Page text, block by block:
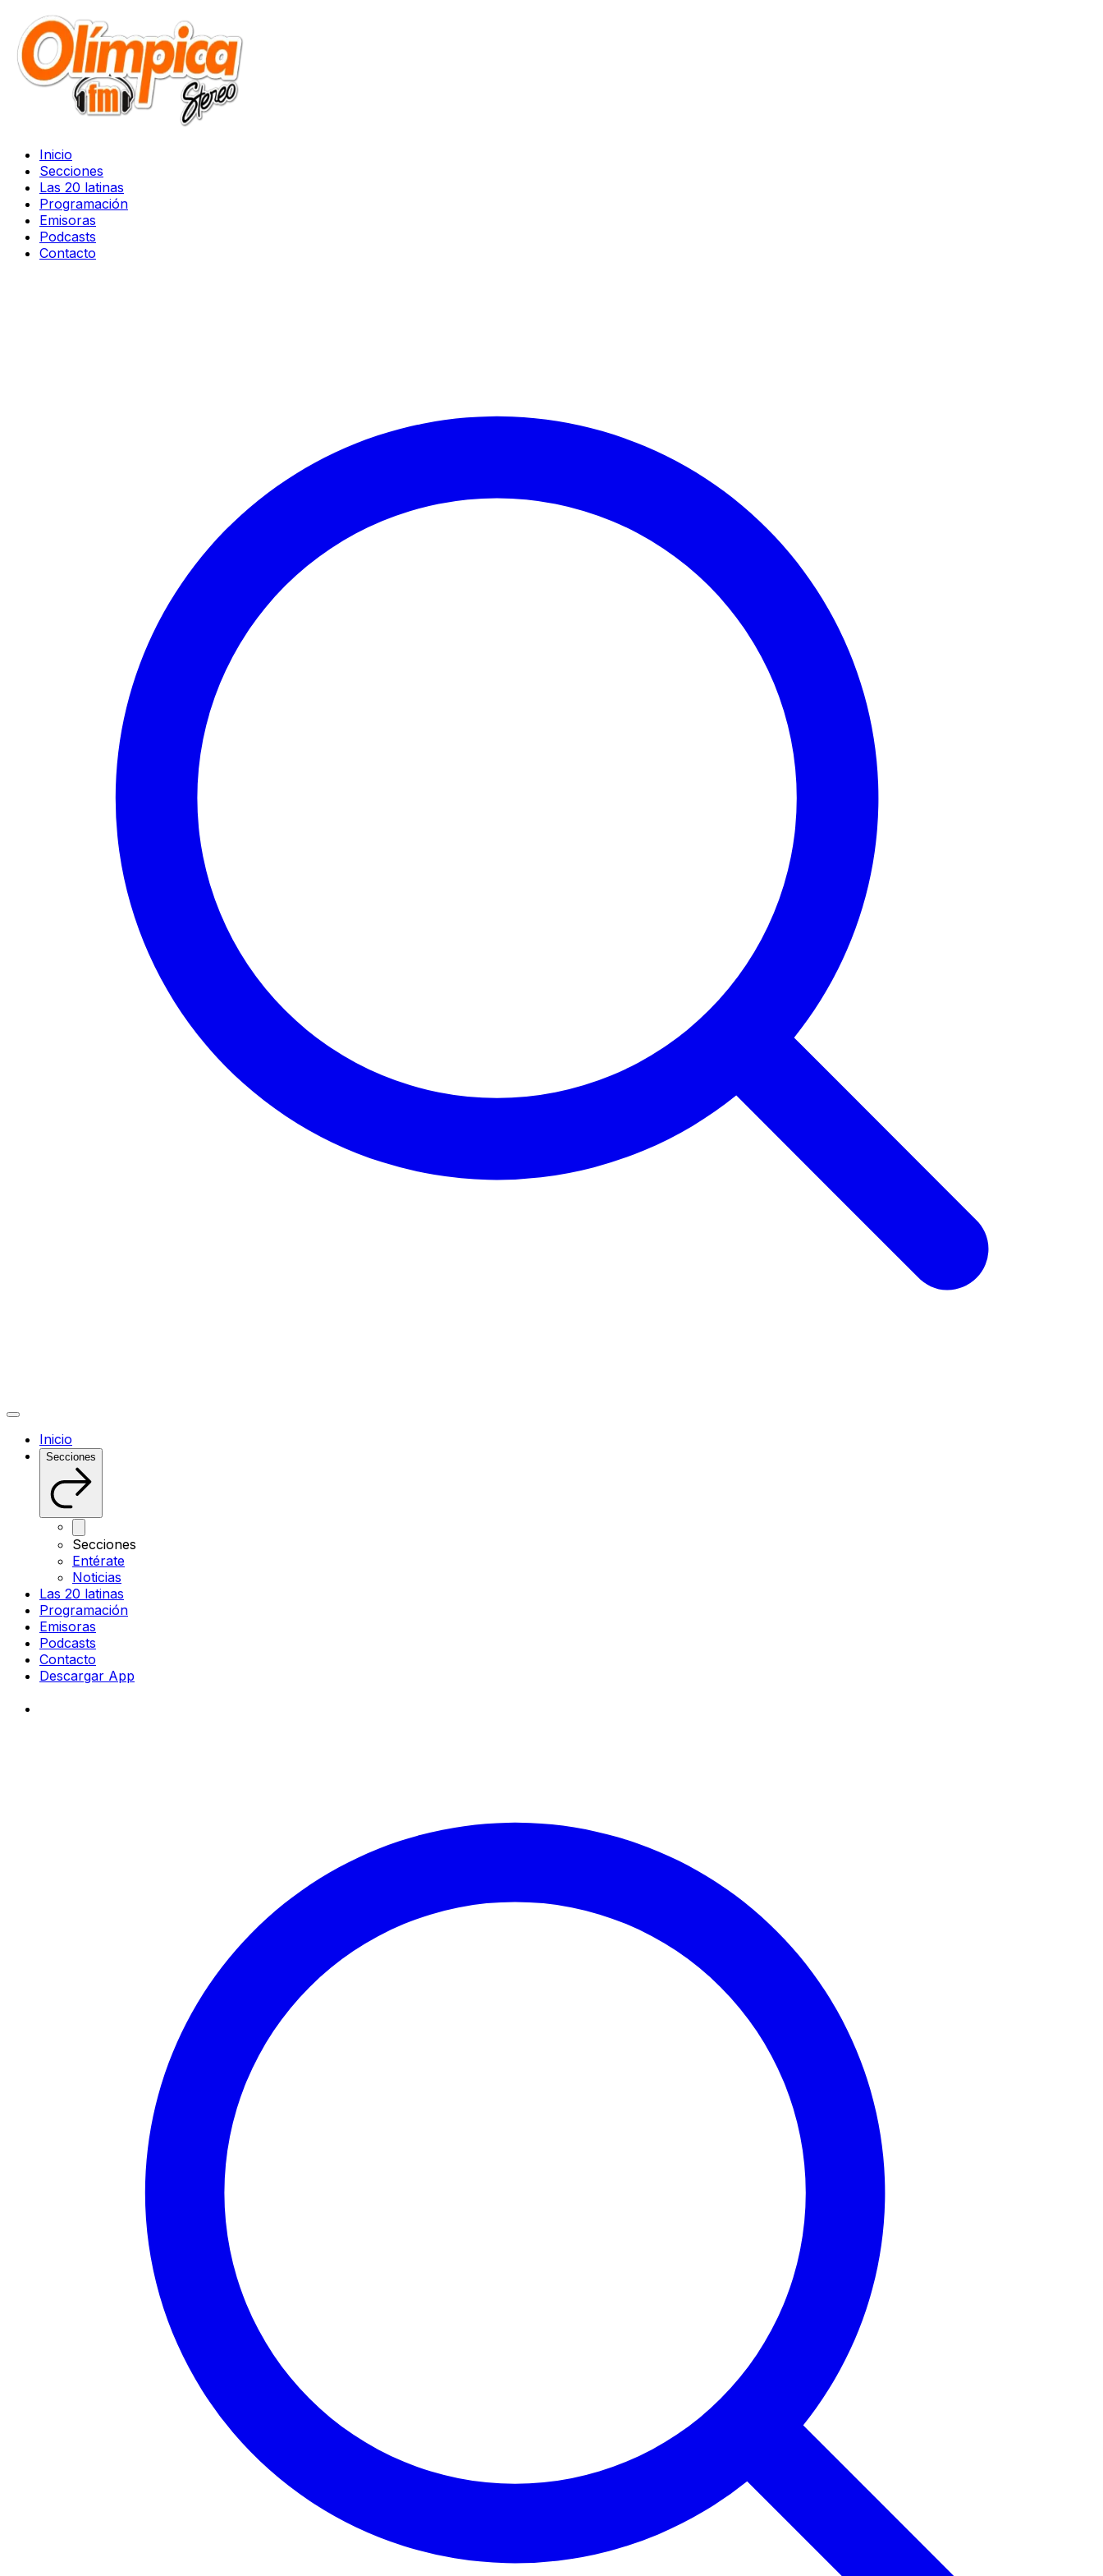
Inicio
Secciones
Las 20 latinas
Programación
Emisoras
Podcasts
Contacto
Inicio
Secciones
Secciones
Entérate
Noticias
Las 20 latinas
Programación
Emisoras
Podcasts
Contacto
Descargar App